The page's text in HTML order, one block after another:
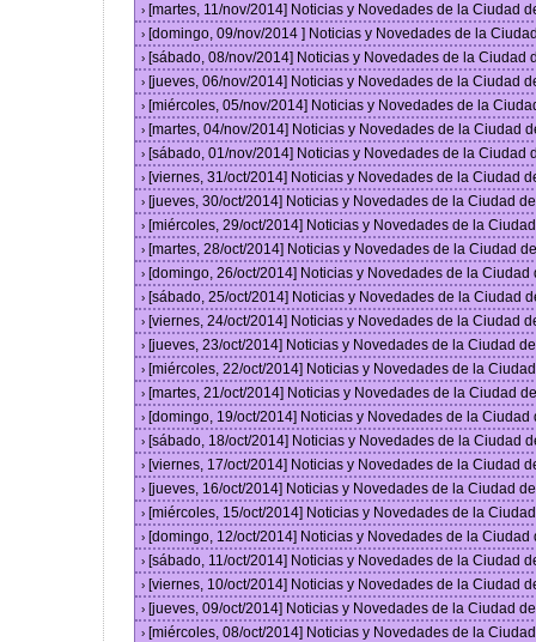
› [martes, 11/nov/2014] Noticias y Novedades de la Ciudad
› [domingo, 09/nov/2014 ] Noticias y Novedades de la
› [sábado, 08/nov/2014] Noticias y Novedades de la Ciudad
› [jueves, 06/nov/2014] Noticias y Novedades de la Ciudad
› [miércoles, 05/nov/2014] Noticias y Novedades de la
› [martes, 04/nov/2014] Noticias y Novedades de la Ciudad
› [sábado, 01/nov/2014] Noticias y Novedades de la Ciudad
› [viernes, 31/oct/2014] Noticias y Novedades de la Ciudad
› [jueves, 30/oct/2014] Noticias y Novedades de la Ciudad
› [miércoles, 29/oct/2014] Noticias y Novedades de la
› [martes, 28/oct/2014] Noticias y Novedades de la Ciudad
› [domingo, 26/oct/2014] Noticias y Novedades de la
› [sábado, 25/oct/2014] Noticias y Novedades de la Ciudad
› [viernes, 24/oct/2014] Noticias y Novedades de la Ciudad
› [jueves, 23/oct/2014] Noticias y Novedades de la Ciudad
› [miércoles, 22/oct/2014] Noticias y Novedades de la
› [martes, 21/oct/2014] Noticias y Novedades de la Ciudad
› [domingo, 19/oct/2014] Noticias y Novedades de la
› [sábado, 18/oct/2014] Noticias y Novedades de la Ciudad
› [viernes, 17/oct/2014] Noticias y Novedades de la Ciudad
› [jueves, 16/oct/2014] Noticias y Novedades de la Ciudad
› [miércoles, 15/oct/2014] Noticias y Novedades de la
› [domingo, 12/oct/2014] Noticias y Novedades de la
› [sábado, 11/oct/2014] Noticias y Novedades de la Ciudad
› [viernes, 10/oct/2014] Noticias y Novedades de la Ciudad
› [jueves, 09/oct/2014] Noticias y Novedades de la Ciudad
› [miércoles, 08/oct/2014] Noticias y Novedades de la